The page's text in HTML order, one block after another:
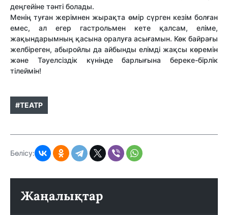
деңгейіне тәнті болады.
Менің туған жерімнен жырақта өмір сүрген кезім болған
емес, ал егер гастрольмен кете қалсам, еліме,
жақындарымның қасына оралуға асығамын. Көк байрағы
желбіреген, абыройлы да айбынды елімді жақсы көремін
және Тәуелсіздік күнінде барлығына береке-бірлік
тілеймін!
#ТЕАТР
Бөлісу:
Жаңалықтар